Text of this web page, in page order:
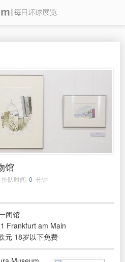
馆
排队时间 0 分钟
闭馆
Frankfurt am Main
元 18岁以下免费